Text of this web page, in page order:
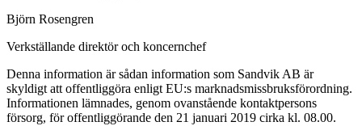
Björn Rosengren
Verkställande direktör och koncernchef
Denna information är sådan information som Sandvik AB är
skyldigt att offentliggöra enligt EU:s marknadsmissbruksförordning.
Informationen lämnades, genom ovanstående kontaktpersons
försorg, för offentliggörande den 21 januari 2019 cirka kl. 08.00.